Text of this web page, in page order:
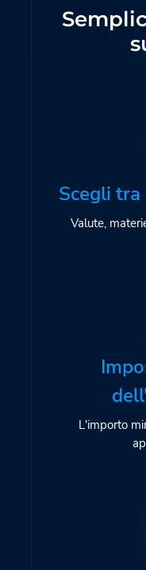
Scegli
Valute,
L'importo